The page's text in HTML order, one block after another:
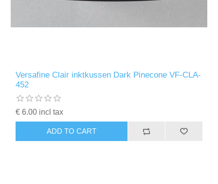
Versafine Clair inktkussen Dark Pinecone VF-CLA-
452
€ 6.00 incl tax
ADD TO CART